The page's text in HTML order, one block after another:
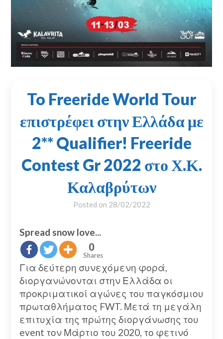
To Freeride World Tour
επιστρέφει στην Ελλάδα με
2** Qualifier! Freeride
Contest Gr 2022 στο Χ.Κ.
Καλαβρύτων
Posted on 28/02/2022
Spread snow love...
0
Shares
Για δεύτερη συνεχόμενη φορά,
διοργανώνονται στην Ελλάδα οι
προκριματικοί αγώνες του παγκόσμιου
πρωταθλήματος FWT. Μετά τη μεγάλη
επιτυχία της πρώτης διοργάνωσης του
event τον Μάρτιο του 2020, το φετινό